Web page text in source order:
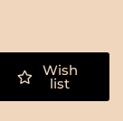
Wish
list